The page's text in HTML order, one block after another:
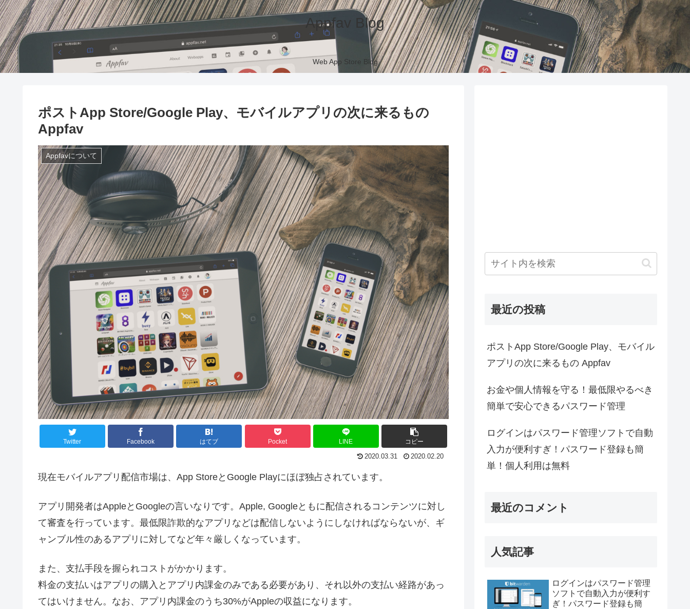
Appfav Blog
Web App Store Blog
ポストApp Store/Google Play、モバイルアプリの次に来るもの
Appfav
Appfavについて
Twitter Facebook はてブ Pocket LINE コピー
2020.03.31 2020.02.20
現在モバイルアプリ配信市場は、App StoreとGoogle Playにほぼ独占されています。
アプリ開発者はAppleとGoogleの言いなりです。Apple, Googleともに配信されるコンテンツに対し
て審査を行っています。最低限詐欺的なアプリなどは配信しないようにしなければならないが、ギ
ャンブル性のあるアプリに対してなど年々厳しくなっています。
また、支払手段を握られコストがかかります。
料金の支払いはアプリの購入とアプリ内課金のみである必要があり、それ以外の支払い経路があっ
てはいけません。なお、アプリ内課金のうち30%がAppleの収益になります。
最近の投稿
ポストApp Store/Google Play、モバイル
アプリの次に来るもの Appfav
お金や個人情報を守る！最低限やるべき
簡単で安心できるパスワード管理
ログインはパスワード管理ソフトで自動
入力が便利すぎ！パスワード登録も簡
単！個人利用は無料
最近のコメント
人気記事
ログインはパスワード管理
ソフトで自動入力が便利す
ぎ！パスワード登録も簡